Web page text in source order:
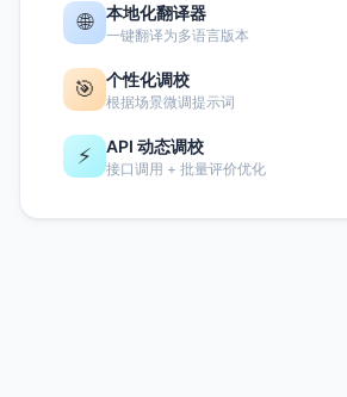
🌐 本地化翻译器
一键翻译为多语言版本
🎯 个性化调校
根据场景微调提示词
⚡ API 动态调校
接口调用 + 批量评价优化